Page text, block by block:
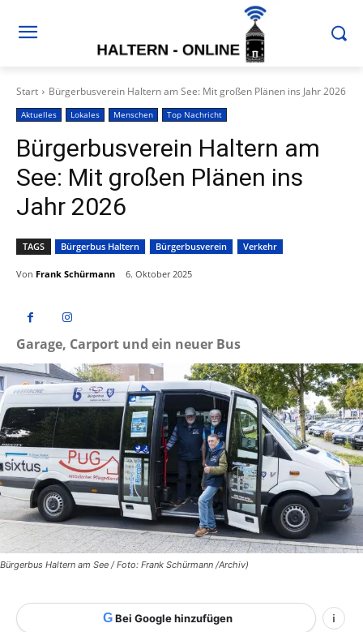
Start Bürgerbusverein Haltern am See: Mit großen Plänen ins Jahr 2026
Aktuelles Lokales Menschen Top Nachricht
Bürgerbusverein Haltern am
See: Mit großen Plänen ins
Jahr 2026
TAGS Bürgerbus Haltern Bürgerbusverein Verkehr
Von Frank Schürmann 6. Oktober 2025
Garage, Carport und ein neuer Bus
Bürgerbus Haltern am See / Foto: Frank Schürmann /Archiv)
G Bei Google hinzufügen i